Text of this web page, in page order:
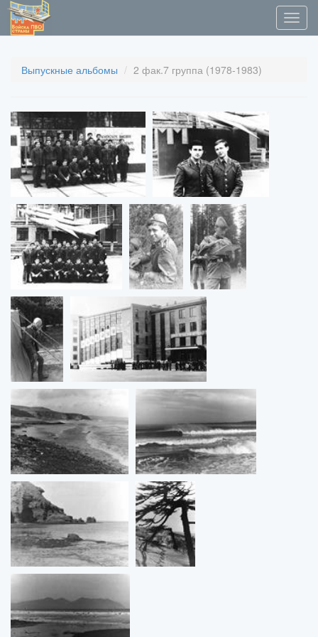
Выпускные альбомы 2 фак.7 группа (1978-1983)